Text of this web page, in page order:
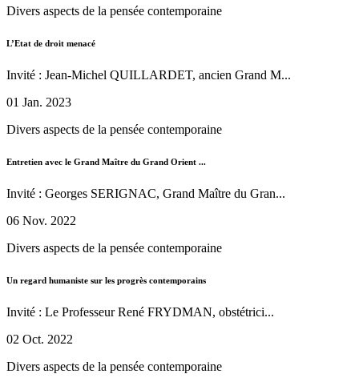
Divers aspects de la pensée contemporaine
L’Etat de droit menacé
Invité : Jean-Michel QUILLARDET, ancien Grand M...
01 Jan. 2023
Divers aspects de la pensée contemporaine
Entretien avec le Grand Maître du Grand Orient ...
Invité : Georges SERIGNAC, Grand Maître du Gran...
06 Nov. 2022
Divers aspects de la pensée contemporaine
Un regard humaniste sur les progrès contemporains
Invité : Le Professeur René FRYDMAN, obstétrici...
02 Oct. 2022
Divers aspects de la pensée contemporaine